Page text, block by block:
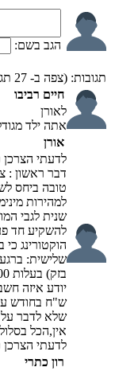
הגב בשם:
תגובות: (צפה ב- 27
חיים רביבו
לאורן
אתה ילד
אורן
לדעתי הצרכן
למהירות מינימום של 40 מגה למי
הוקטורינג
אין,הכל
לדעתי הצרכן
רון כתרי